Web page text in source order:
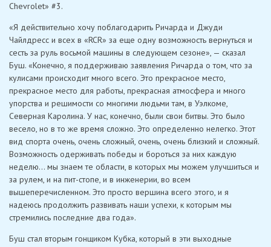
Chevrolet» #3.
«Я действительно хочу поблагодарить Ричарда и Джуди
Чайлдресс и всех в «RCR» за еще одну возможность вернуться и
сесть за руль восьмой машины в следующем сезоне», — сказал
Буш. «Конечно, я поддерживаю заявления Ричарда о том, что за
кулисами происходит много всего. Это прекрасное место,
прекрасное место для работы, прекрасная атмосфера и много
упорства и решимости со многими людьми там, в Уэлкоме,
Северная Каролина. У нас, конечно, были свои битвы. Это было
весело, но в то же время сложно. Это определенно нелегко. Этот
вид спорта очень, очень сложный, очень, очень близкий и сложный.
Возможность одерживать победы и бороться за них каждую
неделю… мы знаем те области, в которых мы можем улучшиться и
за рулем, и на пит-стопе, и в инженерии, во всем
вышеперечисленном. Это просто вершина всего этого, и я
надеюсь продолжить развивать наши успехи, к которым мы
стремились последние два года».
Буш стал вторым гонщиком Кубка, который в эти выходные